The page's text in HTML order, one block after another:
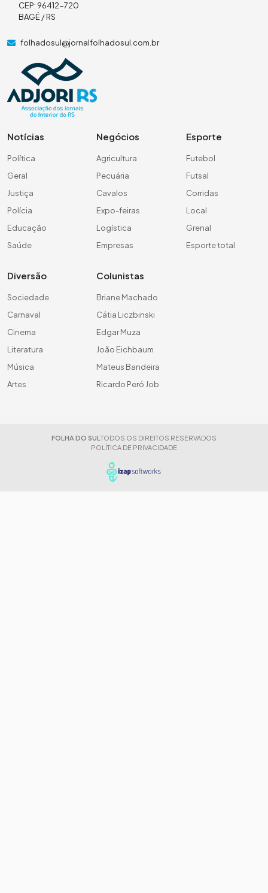
CEP: 96412-720
BAGÉ / RS
folhadosul@jornalfolhadosul.com.br
Notícias
Política
Geral
Justiça
Polícia
Educação
Saúde
Negócios
Agricultura
Pecuária
Cavalos
Expo-feiras
Logística
Empresas
Esporte
Futebol
Futsal
Corridas
Local
Grenal
Esporte total
Diversão
Sociedade
Carnaval
Cinema
Literatura
Música
Artes
Colunistas
Briane Machado
Cátia Liczbinski
Edgar Muza
João Eichbaum
Mateus Bandeira
Ricardo Peró Job
FOLHA DO SUL TODOS OS DIREITOS RESERVADOS
POLÍTICA DE PRIVACIDADE